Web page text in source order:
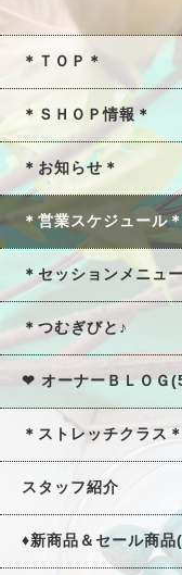
＊ＴＯＰ＊
＊ＳＨＯＰ情報＊
＊お知らせ＊
＊営業スケジュール＊
＊セッションメニュ
＊つむぎびと♪
❤ オーナーＢＬＯＧ
＊ストレッチクラス
スタッフ紹介
♦新商品＆セール商品